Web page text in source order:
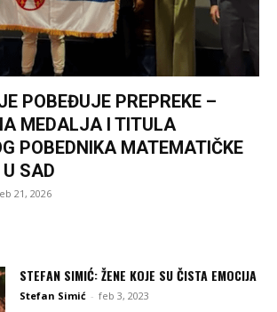
POBEĐUJE PREPREKE –
MEDALJA I TITULA
POBEDNIKA MATEMATIČKE
SAD
21, 2026
STEFAN SIMIĆ: ŽENE KOJE SU ČISTA EMOCIJA
Stefan Simić - feb 3, 2023